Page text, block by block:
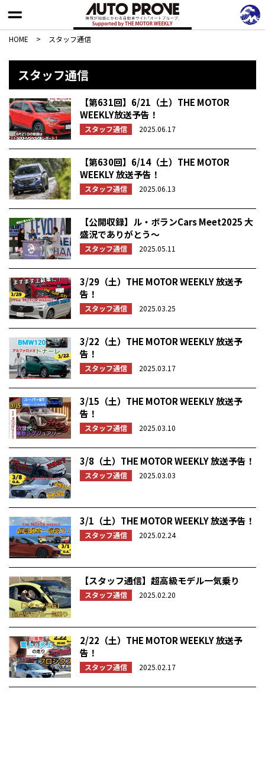
HOME > スタッフ通信
スタッフ通信
【第631回】6/21（土）THE MOTOR
WEEKLY放送予告！
スタッフ通信 2025.06.17
【第630回】6/14（土）THE MOTOR
WEEKLY 放送予告！
スタッフ通信 2025.06.13
【公開収録】ル・ボランCars Meet2025 大
盛況でありがとう〜
スタッフ通信 2025.05.11
3/29（土）THE MOTOR WEEKLY 放送予
告！
スタッフ通信 2025.03.25
3/22（土）THE MOTOR WEEKLY 放送予
告！
スタッフ通信 2025.03.17
3/15（土）THE MOTOR WEEKLY 放送予
告！
スタッフ通信 2025.03.10
3/8（土）THE MOTOR WEEKLY 放送予告！
スタッフ通信 2025.03.03
3/1（土）THE MOTOR WEEKLY 放送予告！
スタッフ通信 2025.02.24
【スタッフ通信】超高級モデル一気乗り
スタッフ通信 2025.02.20
2/22（土）THE MOTOR WEEKLY 放送予
告！
スタッフ通信 2025.02.17